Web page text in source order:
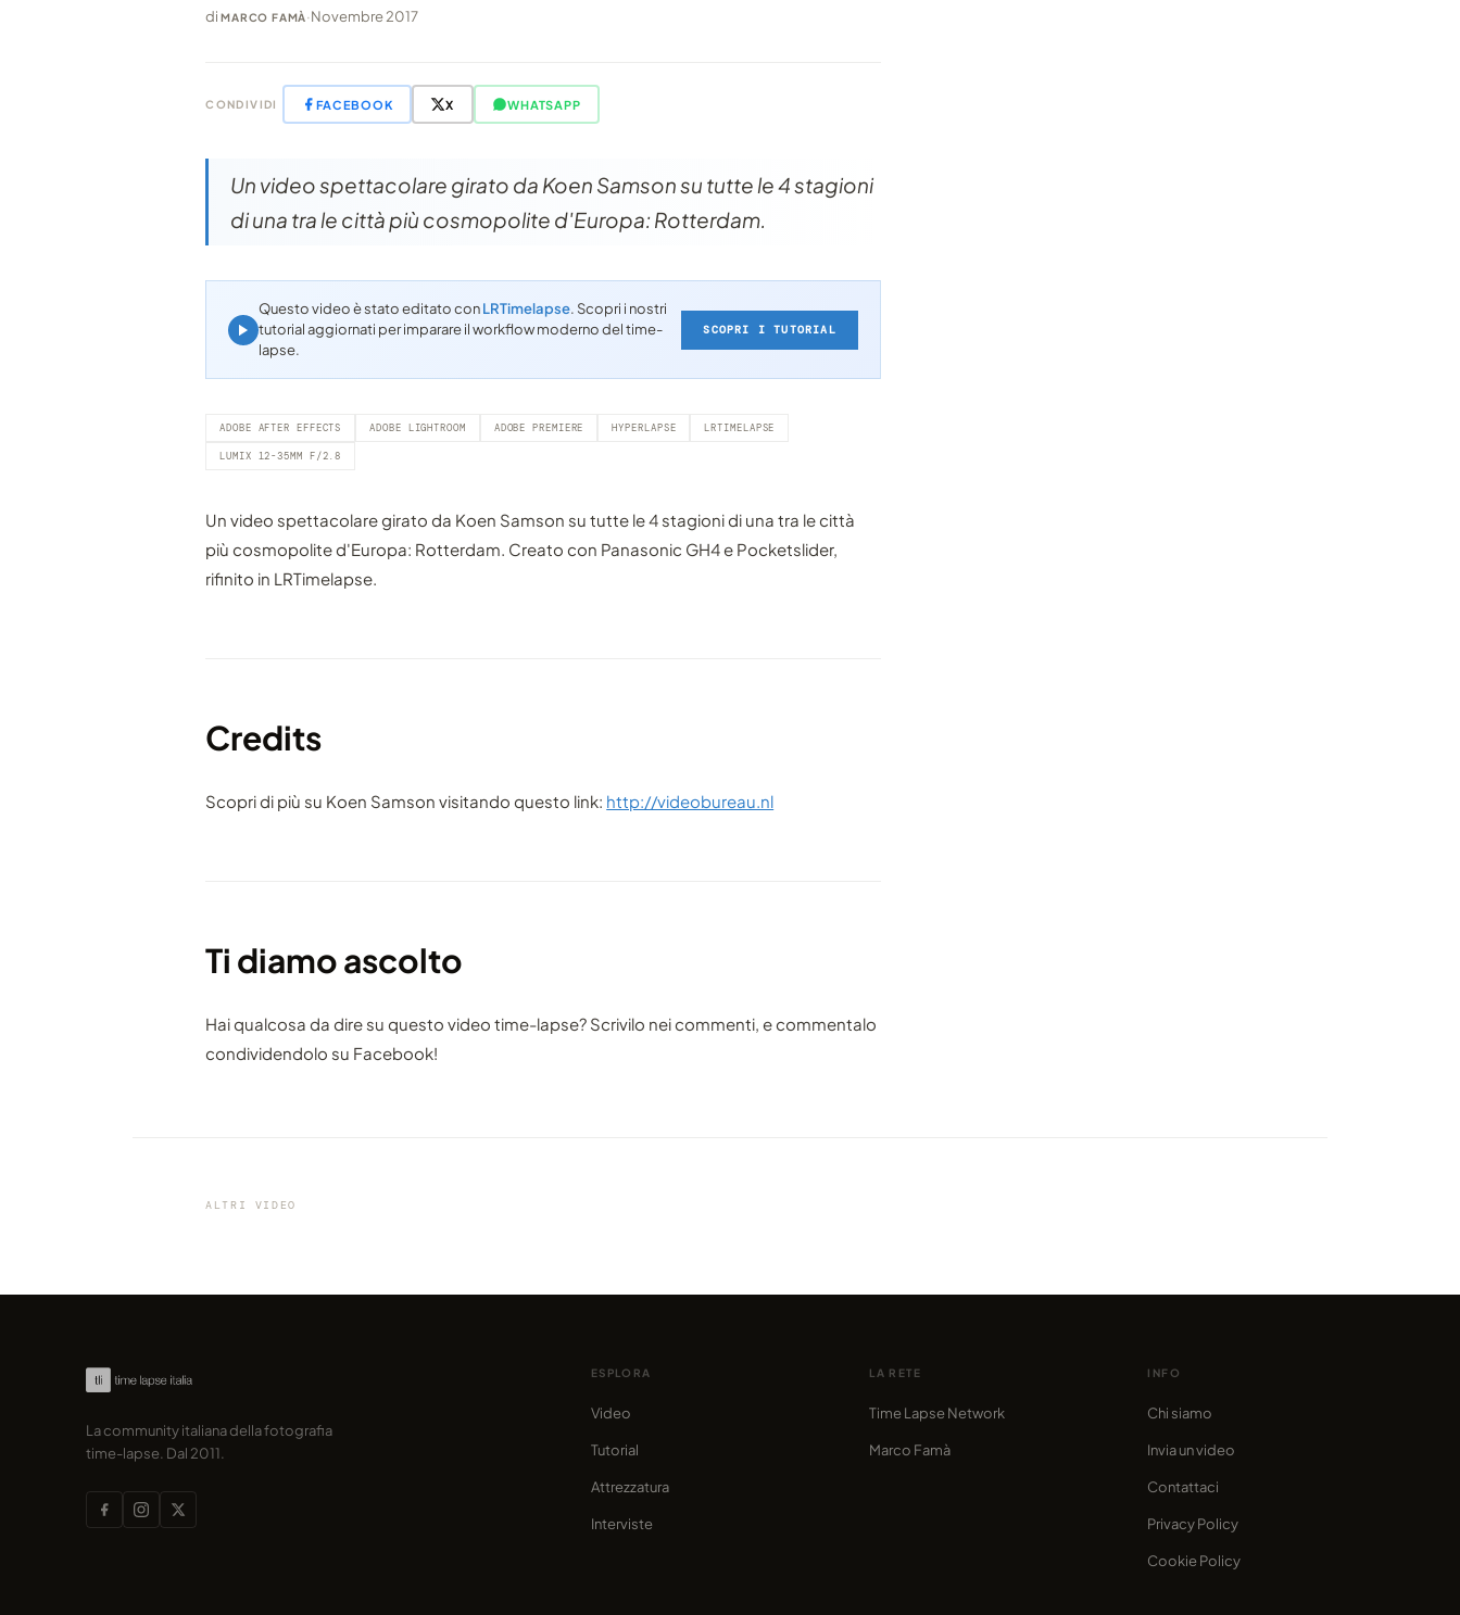
diMARCO FAMÀ·Novembre 2017
CONDIVIDI FACEBOOK X WHATSAPP
Un video spettacolare girato da Koen Samson su tutte le 4 stagioni
di una tra le città più cosmopolite d'Europa: Rotterdam.
Questo video è stato editato conLRTimelapse. Scopri i nostri
tutorial aggiornati per imparare il workflow moderno del time-
lapse.
SCOPRI I TUTORIAL
ADOBE AFTER EFFECTS ADOBE LIGHTROOM ADOBE PREMIERE HYPERLAPSE LRTIMELAPSE
LUMIX 12-35MM F/2.8
Un video spettacolare girato da Koen Samson su tutte le 4 stagioni di una tra le città
più cosmopolite d'Europa: Rotterdam. Creato con Panasonic GH4 e Pocketslider,
rifinito in LRTimelapse.
Credits
Scopri di più su Koen Samson visitando questo link: http://videobureau.nl
Ti diamo ascolto
Hai qualcosa da dire su questo video time-lapse? Scrivilo nei commenti, e commentalo
condividendolo su Facebook!
ALTRI VIDEO
condiviso da marcofama
La community italiana della fotografia
time-lapse. Dal 2011.
ESPLORA
Video
Tutorial
Attrezzatura
Interviste
LA RETE
Time Lapse Network
Marco Famà
INFO
Chi siamo
Invia un video
Contattaci
Privacy Policy
Cookie Policy